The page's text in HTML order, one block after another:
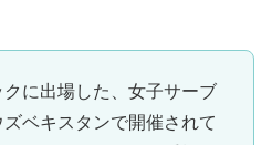
に出場した、女子サーブ
ベキスタンで開催されて